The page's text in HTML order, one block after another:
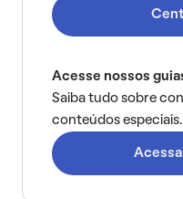
Acesse nossos
Saiba tudo sobre
conteúdos especiais.